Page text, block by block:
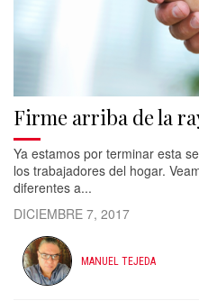
Firme arriba de la
Ya estamos por terminar esta
los trabajadores del hogar.
diferentes a...
DICIEMBRE 7, 2017
MANUEL TEJEDA